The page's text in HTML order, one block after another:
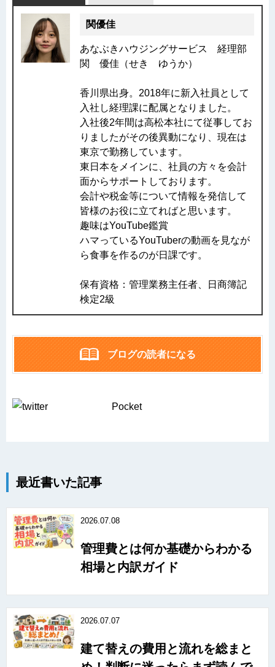
関優佳
あなぶきハウジングサービス 経理部
関 優佳（せき ゆうか）
香川県出身。2018年に新入社員として
入社し経理課に配属となりました。
入社後2年間は高松本社にて従事してお
りましたがその後異動になり、現在は
東京で勤務しています。
東日本をメインに、社員の方々を会計
面からサポートしております。
会計や税金等について情報を発信して
皆様のお役に立てればと思います。
趣味はYouTube鑑賞
ハマっているYouTuberの動画を見なが
ら食事を作るのが日課です。
保有資格：管理業務主任者、日商簿記
検定2級
ブログの読者になる
Pocket
最近書いた記事
2026.07.08
管理費とは何か基礎からわかる
相場と内訳ガイド
2026.07.07
建て替えの費用と流れを総まと